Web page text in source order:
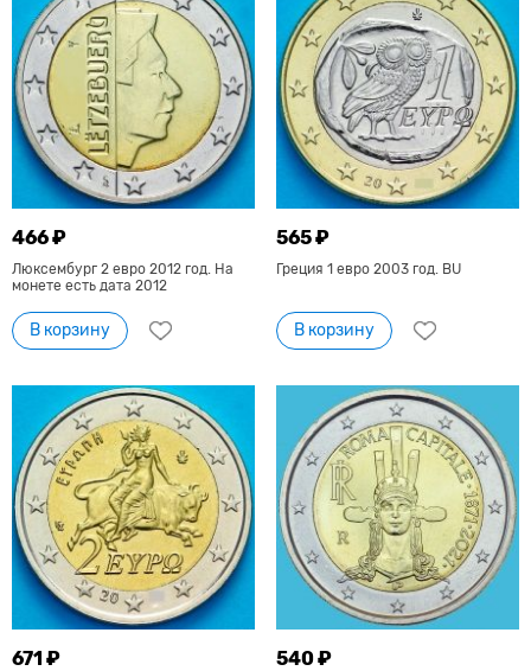
466 ₽
Люксембург 2 евро 2012 год. На
монете есть дата 2012
В корзину
565 ₽
Греция 1 евро 2003 год. BU
В корзину
671 ₽ 540 ₽